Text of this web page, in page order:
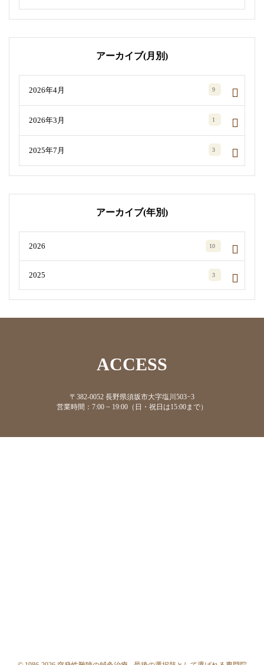
アーカイブ(月別)
2026年4月 9
2026年3月 1
2025年7月 3
アーカイブ(年別)
2026 10
2025 3
ACCESS
〒382-0052 長野県須坂市大字塩川503−3
営業時間：7:00 ~ 19:00（日・祝日は15:00まで）